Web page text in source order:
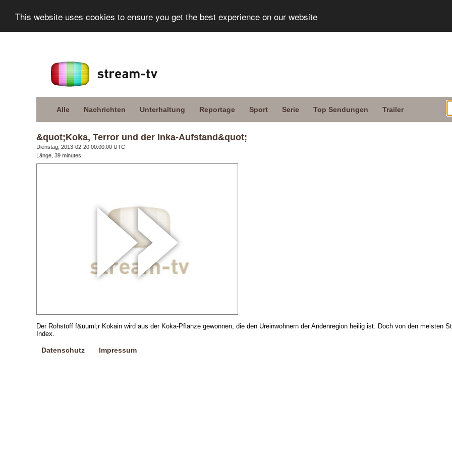
This website uses cookies to ensure you get the best experience on our website
Alle Nachrichten Unterhaltung Reportage Sport Serie Top Sendungen Trailer
&quot;Koka, Terror und der Inka-Aufstand&quot;
Dienstag, 2013-02-20 00:00:00 UTC
Länge, 39 minutes
Der Rohstoff f&uuml;r Kokain wird aus der Koka-Pflanze gewonnen, die den Ureinwohnern der Andenregion heilig ist. Doch von den meisten
Index.
Datenschutz Impressum